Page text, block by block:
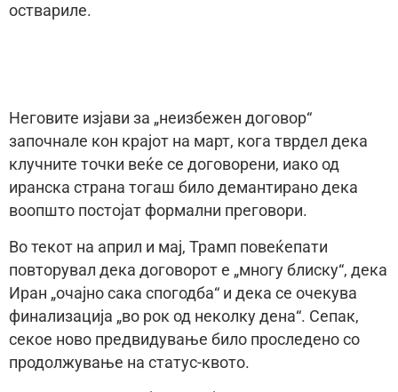
оствариле.
Неговите изјави за „неизбежен договор“
започнале кон крајот на март, кога тврдел дека
клучните точки веќе се договорени, иако од
иранска страна тогаш било демантирано дека
воопшто постојат формални преговори.
Во текот на април и мај, Трамп повеќепати
повторувал дека договорот е „многу блиску“, дека
Иран „очајно сака спогодба“ и дека се очекува
финализација „во рок од неколку дена“. Сепак,
секое ново предвидување било проследено со
продолжување на статус-квото.